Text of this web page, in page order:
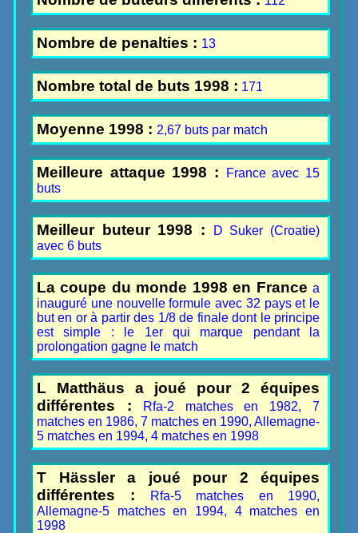
Nombre de penalties : 13
Nombre total de buts 1998 : 171
Moyenne 1998 : 2,67 buts par match
Meilleure attaque 1998 :
France avec 15
buts
Meilleur buteur 1998 :
D Suker (Croatie)
avec 6 buts
La coupe du monde 1998 en Francea
inauguré une nouvelle formule avec 32 pays et le
but en or à partir des 1/8 de finale dont le principe
est simple : le 1er qui marque pendant la
prolongation gagne le match
L Matthäus a joué pour 2 équipes
différentes : Rfa-2 matches en 1982, 7
matches en 1986, 7 matches en 1990, Allemagne-
5 matches en 1994, 4 matches en 1998
T Hässler a joué pour 2 équipes
différentes : Rfa-5 matches en 1990,
Allemagne-5 matches en 1994, 4 matches en
1998